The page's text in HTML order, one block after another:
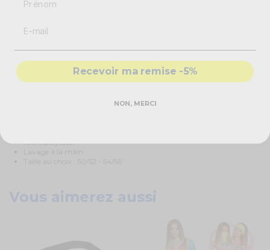
chemise, vous retrouverez des détails marrons avec un crâne de boeuf. La
originaux verts.
costumées !
Caractéristiques techniques
100% polyester
Lavage à la main
Taille au choix : 50/52 - 54/56
Vous aimerez aussi
Recevoir ma remise -5%
NON, MERCI